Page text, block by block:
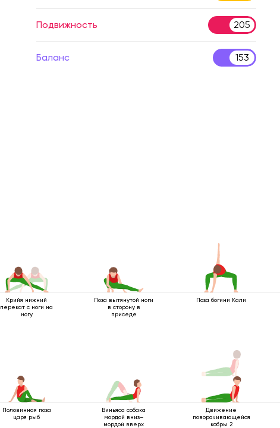
Подвижность 205
Баланс 153
Крийя нижний
перекат с ноги на
ногу
Поза вытянутой ноги
в сторону в
приседе
Поза богини Кали
Половинная поза
царя рыб
Виньяса собака
мордой вниз–
мордой вверх
Движение
поворачивающейся
кобры 2